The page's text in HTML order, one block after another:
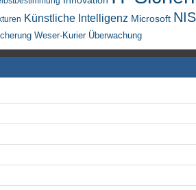
Künstliche Intelligenz Microsoft
Weser-Kurier Überwachung